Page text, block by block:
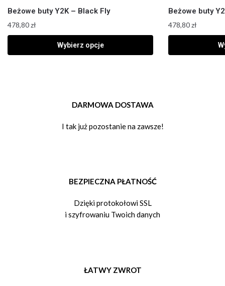
Beżowe buty Y2K – Black Fly
478,80zł
Wybierz opcje
Beżowe buty
478,80zł
DARMOWA DOSTAWA
I tak już pozostanie na zawsze!
BEZPIECZNA PŁATNOŚĆ
Dzięki protokołowi SSL
i szyfrowaniu Twoich danych
ŁATWY ZWROT